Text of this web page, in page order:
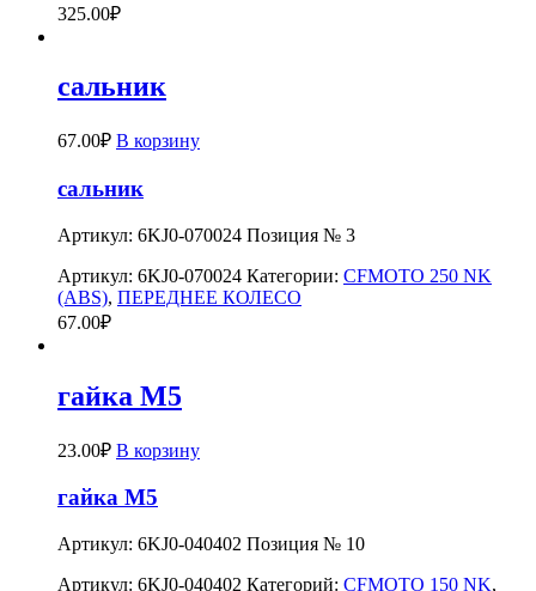
325.00₽
сальник
67.00₽ В корзину
сальник
Артикул: 6KJ0-070024 Позиция № 3
Артикул: 6KJ0-070024 Категории: CFMOTO 250 NK
(ABS), ПЕРЕДНЕЕ КОЛЕСО
67.00₽
гайка М5
23.00₽ В корзину
гайка М5
Артикул: 6KJ0-040402 Позиция № 10
Артикул: 6KJ0-040402 Категорий: CFMOTO 150 NK,